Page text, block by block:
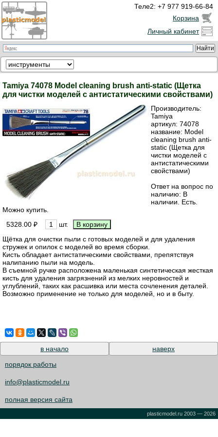
Теле2: +7 977 919-66-84
Корзина
Личный кабинет
Tamiya 74078 Model cleaning brush anti-static (Щетка
для чистки моделей с антистатическими свойствами)
Производитель:
Tamiya
артикул: 74078
название: Model
cleaning brush anti-
static (Щетка для
чистки моделей с
антистатическими
свойствами)
Ответ на вопрос по
наличию: В
наличии. Есть.
Можно купить.
5328.00 ₽
шт.
Щётка для очистки пыли с готовых моделей и для удаления
стружек и опилок с моделей во время сборки.
Кисть обладает антистатическими свойствами, препятствуя
налипанию пыли на модель.
В съемной ручке расположена маленькая синтетическая жесткая
кисть для удаления загрязнений из мелких неровностей и
углублений, таких как расшивка или места сочленения деталей.
Возможно применение не только для моделей, но и в быту.
в начало
наверх
порядок работы
info@plasticmodel.ru
полная версия сайта
plasticmodel.ru 2003 — 2026